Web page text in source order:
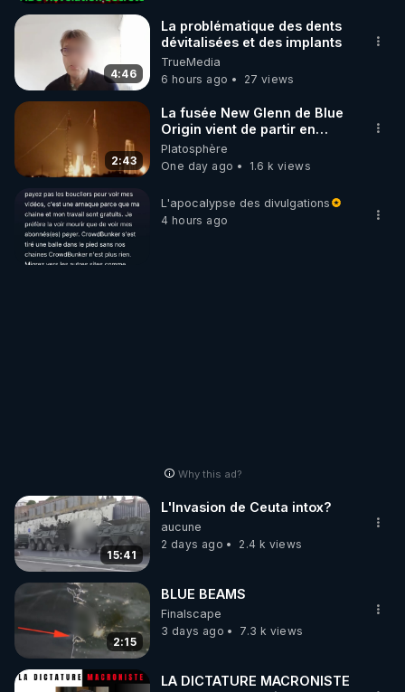
4:46
La problématique des dents
dévitalisées et des implants
TrueMedia
6 hours ago
27 views
2:43
La fusée New Glenn de Blue
Origin vient de partir en
fumée.
Platosphère
One day ago
1.6 k views
L'apocalypse des divulgations
4 hours ago
Why this ad?
15:41
L'Invasion de Ceuta intox?
aucune
2 days ago
2.4 k views
2:15
BLUE BEAMS
Finalscape
3 days ago
7.3 k views
LA DICTATURE MACRONISTE